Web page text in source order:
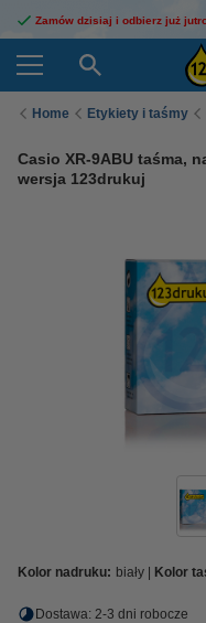
Zamów dzisiaj i odbierz już
Home Etykiety i taśmy
Casio XR-9ABU taśma,
wersja 123drukuj
Kolor nadruku: biały Kolor
Dostawa: 2-3 dni robocze